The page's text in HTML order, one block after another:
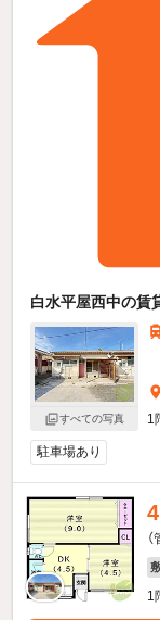
白水平屋西中の賃
すべての写真
1
駐車場あり
1